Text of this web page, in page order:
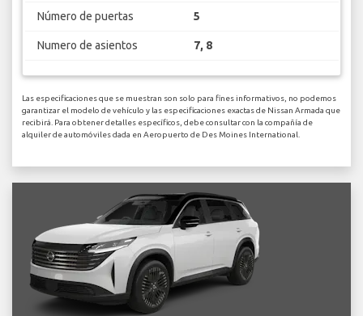
Número de puertas 5
Numero de asientos 7, 8
Las especificaciones que se muestran son solo para fines informativos, no podemos
garantizar el modelo de vehículo y las especificaciones exactas de Nissan Armada que
recibirá. Para obtener detalles específicos, debe consultar con la compañía de
alquiler de automóviles dada en Aeropuerto de Des Moines International.